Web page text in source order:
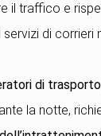
il traffico e
servizi di
di
la notte,